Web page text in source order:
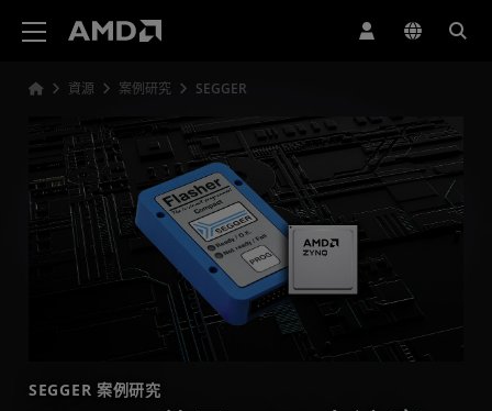
資源 案例研究 SEGGER
SEGGER 案例研究